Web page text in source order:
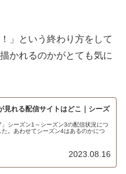
」という終わり方をして
かれるのかがとても気に
見れる配信サイトはどこ｜シーズ
」シーズン1～シーズン3の配信状況につ
。あわせてシーズン4はあるのかにつ
2023.08.16